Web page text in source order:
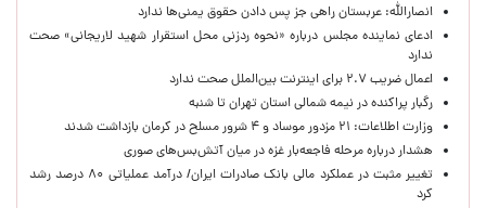
انصارالله: عربستان راهی جز پس دادن حقوق یمنی‌ها ندارد
ادعای نماینده مجلس درباره «نحوه ردزنی محل استقرار شهید لاریجانی» صحت
ندارد
اعمال ضریب ۲.۷ برای اینترنت بین‌الملل صحت ندارد
رگبار پراکنده در نیمه شمالی استان تهران تا شنبه
وزارت اطلاعات: ۲۱ مزدور موساد و ۴ شرور مسلح در کرمان بازداشت شدند
هشدار درباره مرحله فاجعه‌بار غزه در میان آتش‌بس‌های صوری
تغییر مثبت در عملکرد مالی بانک صادرات ایران/ درآمد عملیاتی ۸۰ درصد رشد
کرد